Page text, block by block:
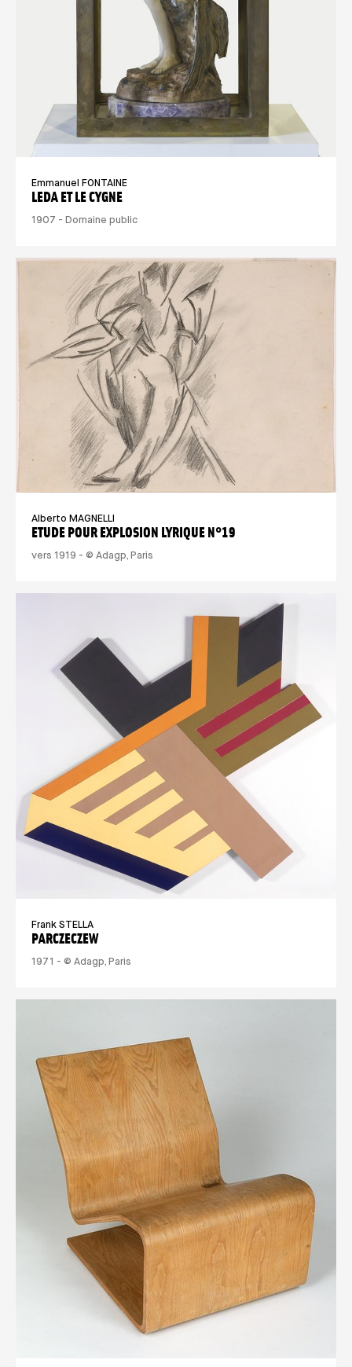
LEDA ET LE CYGNE
Emmanuel FONTAINE
1907 - Domaine public
ETUDE POUR EXPLOSION LYRIQUE N°19
Alberto MAGNELLI
vers 1919 - © Adagp, Paris
PARCZECZEW
Frank STELLA
1971 - © Adagp, Paris